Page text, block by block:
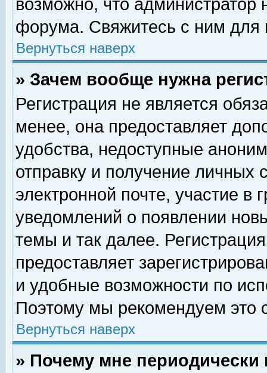
возможно, что
форума. Свяжитесь с ним для
Вернуться наверх
» Зачем вообще нужна
Регистрация не является
менее, она предоставляет
удобства, недоступные
отправку и получение личных
электронной почте, участие в
уведомлений о появлении
темы и так далее.
предоставляет
и удобные возможности по
Поэтому мы рекомендуем это
Вернуться наверх
» Почему мне